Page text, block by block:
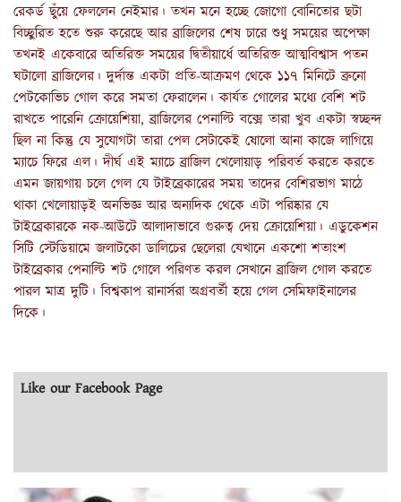
রেকর্ড ছুঁয়ে ফেললেন নেইমার। তখন মনে হচ্ছে জোগো বোনিতোর ছটা
বিচ্ছুরিত হতে শুরু করেছে আর ব্রাজিলের শেষ চারে শুধু সময়ের অপেক্ষা
তখনই একেবারে অতিরিক্ত সময়ের দ্বিতীয়ার্ধে অতিরিক্ত আত্মবিশ্বাস পতন
ঘটালো ব্রাজিলের। দুর্দান্ত একটা প্রতি-আক্রমণ থেকে ১১৭ মিনিটে ব্রুনো
পেটকোভিচ গোল করে সমতা ফেরালেন। কার্যত গোলের মধ্যে বেশি শট
রাখতে পারেনি ক্রোয়েশিয়া, ব্রাজিলের পেনাল্টি বক্সে তারা খুব একটা স্বচ্ছন্দ
ছিল না কিন্তু যে সুযোগটা তারা পেল সেটাকেই ষোলো আনা কাজে লাগিয়ে
ম্যাচে ফিরে এল। দীর্ঘ এই ম্যাচে ব্রাজিল খেলোয়াড় পরিবর্ত করতে করতে
এমন জায়গায় চলে গেল যে টাইব্রেকারের সময় তাদের বেশিরভাগ মাঠে
থাকা খেলোয়াড়ই অনভিজ্ঞ আর অন্যদিক থেকে এটা পরিষ্কার যে
টাইব্রেকারকে নক-আউটে আলাদাভাবে গুরুত্ব দেয় ক্রোয়েশিয়া। এডুকেশন
সিটি স্টেডিয়ামে জলাটকো ডালিচের ছেলেরা যেখানে একশো শতাংশ
টাইব্রেকার পেনাল্টি শট গোলে পরিণত করল সেখানে ব্রাজিল গোল করতে
পারল মাত্র দুটি। বিশ্বকাপ রানার্সরা অগ্রবর্তী হয়ে গেল সেমিফাইনালের
দিকে।
Like our Facebook Page